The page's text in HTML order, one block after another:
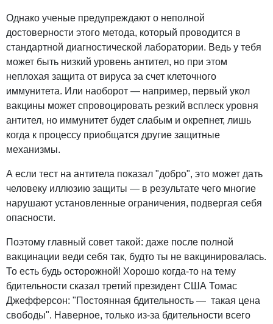
Однако ученые предупреждают о неполной
достоверности этого метода, который проводится в
стандартной диагностической лаборатории. Ведь у тебя
может быть низкий уровень антител, но при этом
неплохая защита от вируса за счет клеточного
иммунитета. Или наоборот — например, первый укол
вакцины может спровоцировать резкий всплеск уровня
антител, но иммунитет будет слабым и окрепнет, лишь
когда к процессу приобщатся другие защитные
механизмы.
А если тест на антитела показал "добро", это может дать
человеку иллюзию защиты — в результате чего многие
нарушают установленные ограничения, подвергая себя
опасности.
Поэтому главный совет такой: даже после полной
вакцинации веди себя так, будто ты не вакцинировалась.
То есть будь осторожной! Хорошо когда-то на тему
бдительности сказал третий президент США Томас
Джефферсон: "Постоянная бдительность — такая цена
свободы". Наверное, только из-за бдительности всего